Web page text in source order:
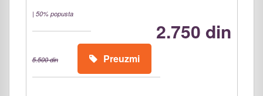
| 50% popusta
2.750 din
5.500 din Preuzmi